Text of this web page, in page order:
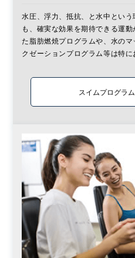
水圧、浮力、抵抗、と水中とい
も、確実な効果を期待できる運
た脂肪燃焼プログラムや、水の
クゼーションプログラム等は特に
スイムプログラ